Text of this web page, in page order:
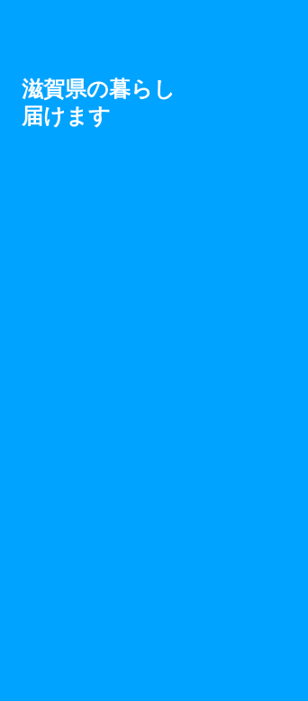
滋賀県の暮らし
届けます